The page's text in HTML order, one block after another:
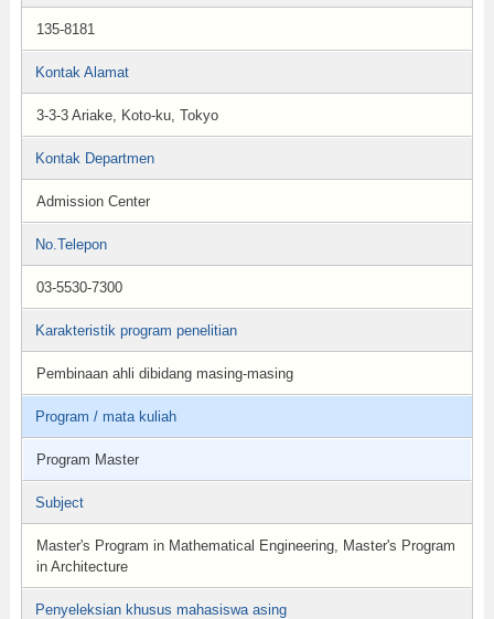
135-8181
Kontak Alamat
3-3-3 Ariake, Koto-ku, Tokyo
Kontak Departmen
Admission Center
No.Telepon
03-5530-7300
Karakteristik program penelitian
Pembinaan ahli dibidang masing-masing
Program / mata kuliah
Program Master
Subject
Master's Program in Mathematical Engineering, Master's Program
in Architecture
Penyeleksian khusus mahasiswa asing